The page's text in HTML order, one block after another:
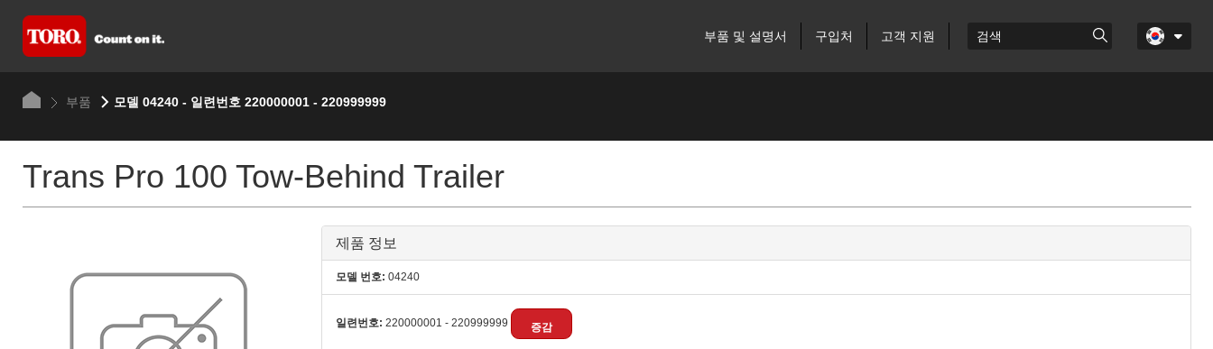
부품 및 설명서 구입처 고객 지원
부품 모델 04240 - 일련번호 220000001 - 220999999
Trans Pro 100 Tow-Behind Trailer
제품 정보
모델 번호: 04240
일련번호: 220000001 - 220999999 증감